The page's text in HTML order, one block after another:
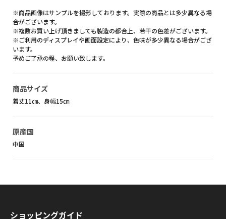
※商品画像はサンプルを撮影しております。実際の商品とは多少異なる場
合がございます。
※複数お買い上げ頂きましても製造の都合上、若干の色差がございます。
※ご利用のディスプレイや画面設定により、色味が多少異なる場合がござ
います。
予めご了承の程、お願い致します。
商品サイズ
着丈11㎝、身幅15㎝
原産国
中国
ショッピングガイド